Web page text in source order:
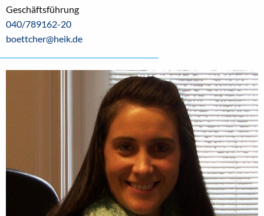
Geschäftsführung
040/789162-20
boettcher@heik.de